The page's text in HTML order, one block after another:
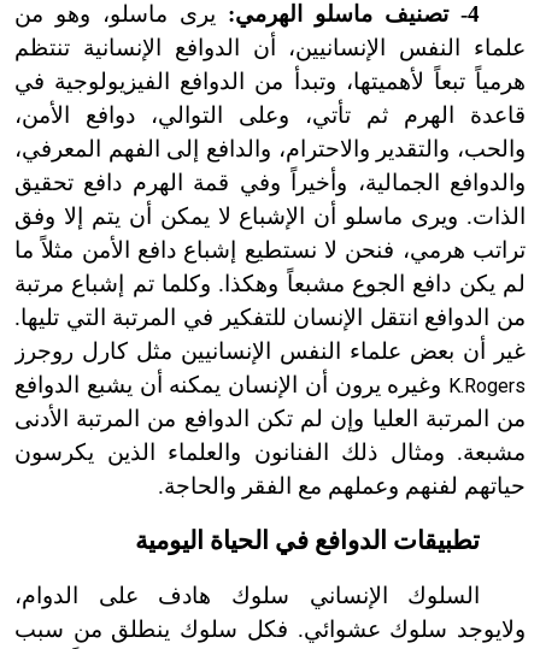
4
-تصنيف ماسلو الهرمي: يرى ماسلو، وهو من
علماء النفس الإنسانيين، أن الدوافع الإنسانية تنتظم
هرمياً تبعاً لأهميتها، وتبدأ من الدوافع الفيزيولوجية في
قاعدة الهرم ثم تأتي، وعلى التوالي، دوافع الأمن،
والحب، والتقدير والاحترام، والدافع إلى الفهم المعرفي،
والدوافع الجمالية، وأخيراً وفي قمة الهرم دافع تحقيق
الذات. ويرى ماسلو أن الإشباع لا يمكن أن يتم إلا وفق
تراتب هرمي، فنحن لا نستطيع إشباع دافع الأمن مثلاً ما
لم يكن دافع الجوع مشبعاً وهكذا. وكلما تم إشباع مرتبة
من الدوافع انتقل الإنسان للتفكير في المرتبة التي تليها.
غير أن بعض علماء النفس الإنسانيين مثل كارل روجرز
K.Rogers وغيره يرون أن الإنسان يمكنه أن يشبع الدوافع
من المرتبة العليا وإن لم تكن الدوافع من المرتبة الأدنى
مشبعة. ومثال ذلك الفنانون والعلماء الذين يكرسون
حياتهم لفنهم وعملهم مع الفقر والحاجة.
تطبيقات الدوافع في الحياة اليومية
السلوك الإنساني سلوك هادف على الدوام،
ولايوجد سلوك عشوائي. فكل سلوك ينطلق من سبب